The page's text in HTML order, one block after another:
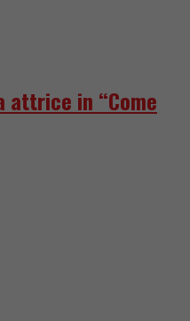
attrice in “Come